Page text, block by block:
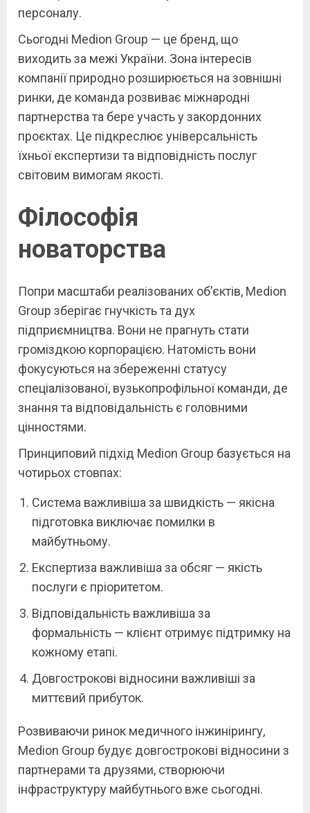
персоналу.
Сьогодні Medion Group — це бренд, що
виходить за межі України. Зона інтересів
компанії природно розширюється на зовнішні
ринки, де команда розвиває міжнародні
партнерства та бере участь у закордонних
проєктах. Це підкреслює універсальність
їхньої експертизи та відповідність послуг
світовим вимогам якості.
Філософія
новаторства
Попри масштаби реалізованих об’єктів, Medion
Group зберігає гнучкість та дух
підприємництва. Вони не прагнуть стати
громіздкою корпорацією. Натомість вони
фокусуються на збереженні статусу
спеціалізованої, вузькопрофільної команди, де
знання та відповідальність є головними
цінностями.
Принциповий підхід Medion Group базується на
чотирьох стовпах:
Система важливіша за швидкість — якісна
підготовка виключає помилки в
майбутньому.
Експертиза важливіша за обсяг — якість
послуги є пріоритетом.
Відповідальність важливіша за
формальність — клієнт отримує підтримку на
кожному етапі.
Довгострокові відносини важливіші за
миттєвий прибуток.
Розвиваючи ринок медичного інжинірингу,
Medion Group будує довгострокові відносини з
партнерами та друзями, створюючи
інфраструктуру майбутнього вже сьогодні.